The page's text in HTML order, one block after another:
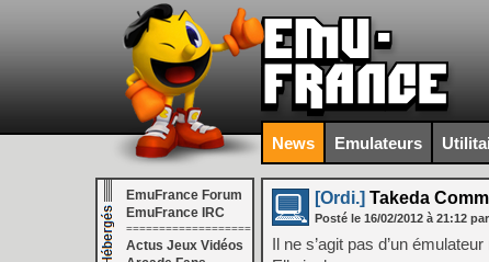
News Emulateurs
EmuFrance Forum
EmuFrance IRC
===================
Actus Jeux Vidéos
[Ordi.] Takeda
Posté le 16/02/2012 à 21:12
Il ne s’agit pas d’un